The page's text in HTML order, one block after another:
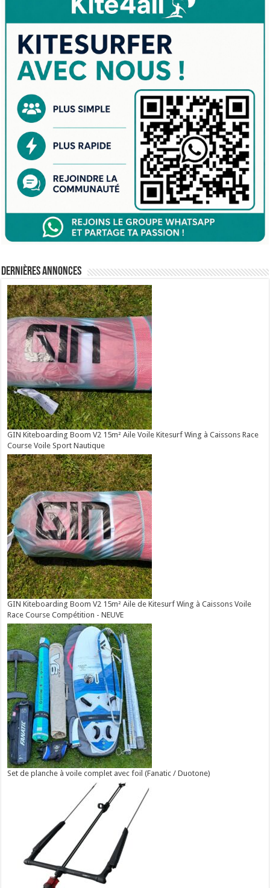
Dernières annonces
GIN Kiteboarding Boom V2 15m² Aile Voile Kitesurf Wing à Caissons Race
Course Voile Sport Nautique
GIN Kiteboarding Boom V2 15m² Aile de Kitesurf Wing à Caissons Voile
Race Course Compétition - NEUVE
Set de planche à voile complet avec foil (Fanatic / Duotone)